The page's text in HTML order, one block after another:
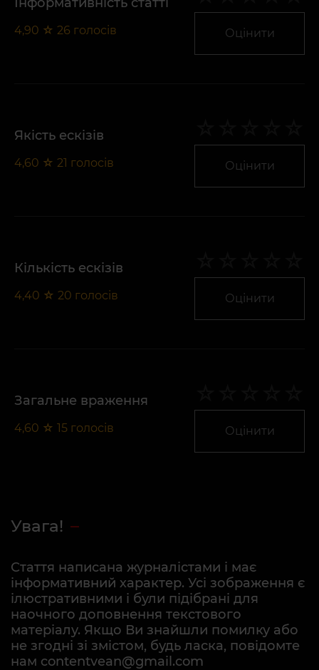
4,90 ☆ 26 голосів Оцінити
Якість ескізів
4,60 ☆ 21 голосів Оцінити
Кількість ескізів
4,40 ☆ 20 голосів Оцінити
Загальне враження
4,60 ☆ 15 голосів Оцінити
Увага!
Стаття написана журналістами і має
інформативний характер. Усі зображення є
ілюстративними і були підібрані для
наочного доповнення текстового
матеріалу. Якщо Ви знайшли помилку або
не згодні зі змістом, будь ласка, повідомте
нам contentvean@gmail.com